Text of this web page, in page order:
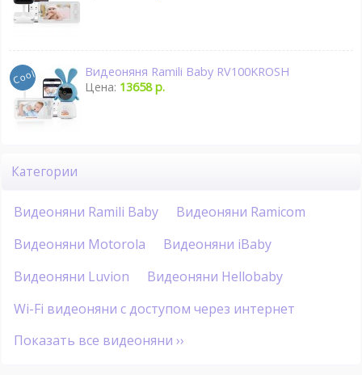
Видеоняня Ramili Baby RV100KROSH
Цена: 13658 р.
Категории
Видеоняни Ramili Baby
Видеоняни Ramicom
Видеоняни Motorola
Видеоняни iBaby
Видеоняни Luvion
Видеоняни Hellobaby
Wi-Fi видеоняни с доступом через интернет
Показать все видеоняни ››